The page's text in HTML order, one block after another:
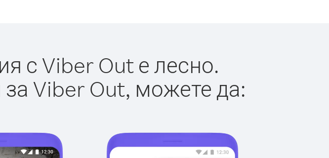
с Viber Out е лесно.
Viber Out, можете да: